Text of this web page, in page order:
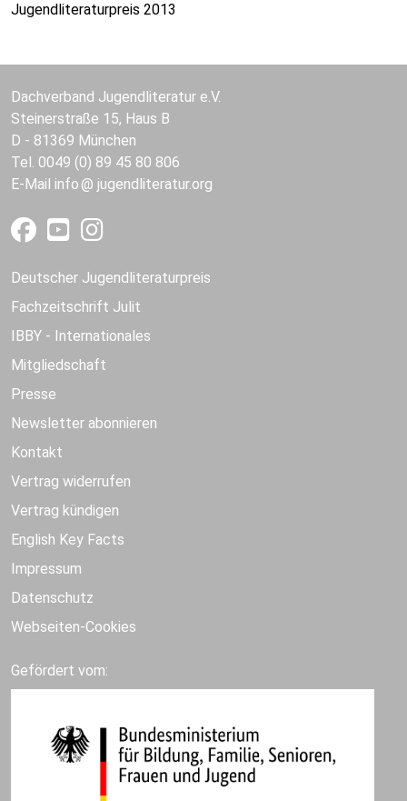
Jugendliteraturpreis 2013
Dachverband Jugendliteratur e.V.
Steinerstraße 15, Haus B
D - 81369 München
Tel. 0049 (0) 89 45 80 806
E-Mail info jugendliteratur.org
Deutscher Jugendliteraturpreis
Fachzeitschrift Julit
IBBY - Internationales
Mitgliedschaft
Presse
Newsletter abonnieren
Kontakt
Vertrag widerrufen
Vertrag kündigen
English Key Facts
Impressum
Datenschutz
Webseiten-Cookies
Gefördert vom: